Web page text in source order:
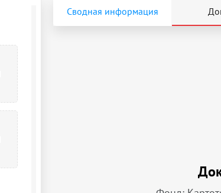
Сводная информация